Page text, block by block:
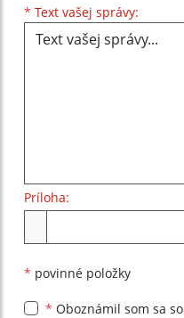
* Text vašej správy:
Príloha:
* povinné položky
* Oboznámil som sa so